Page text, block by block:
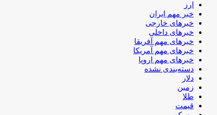
ارز
خبر مهم ایران
خبرهای خارجی
خبرهای داخلی
خبرهای مهم آفریقا
خبرهای مهم آمریکا
خبرهای مهم اروپا
دسته‌بندی نشده
دلار
زمین
طلا
قیمت